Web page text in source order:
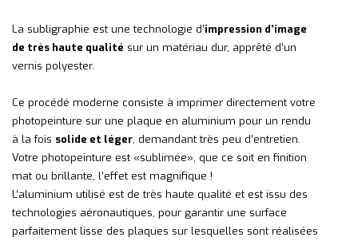
La subligraphie est une technologie d’impression d’image
de très haute qualité sur un matériau dur, apprêté d’un
vernis polyester.
Ce procédé moderne consiste à imprimer directement votre
photopeinture sur une plaque en aluminium pour un rendu
à la fois solide et léger, demandant très peu d’entretien.
Votre photopeinture est «sublimée», que ce soit en finition
mat ou brillante, l’effet est magnifique !
L’aluminium utilisé est de très haute qualité et est issu des
technologies aéronautiques, pour garantir une surface
parfaitement lisse des plaques sur lesquelles sont réalisées